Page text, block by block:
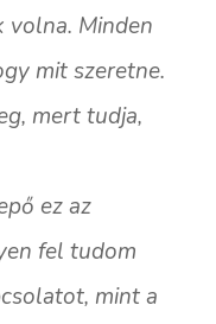
Minden
mit szeretne.
mert tudja,
ez az
fel tudom
mint a